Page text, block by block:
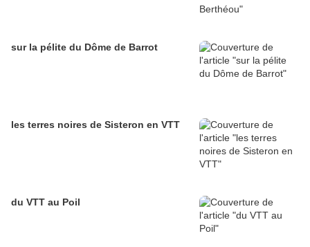
sur la pélite du Dôme de Barrot
les terres noires de Sisteron en VTT
du VTT au Poil